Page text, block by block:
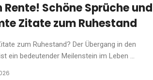
Rente! Schöne Sprüche und
Zitate zum Ruhestand
zum Ruhestand? Der Übergang in den
ein bedeutender Meilenstein im Leben ...